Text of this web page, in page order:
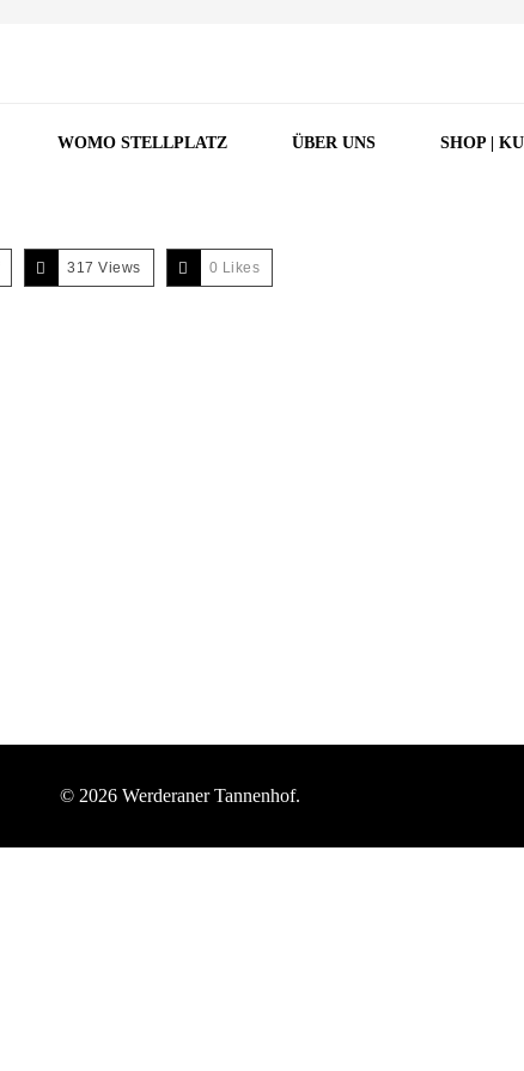
WOMO STELLPLATZ ÜBER UNS SHOP |
317 Views 0 Likes
© 2026 Werderaner Tannenhof.